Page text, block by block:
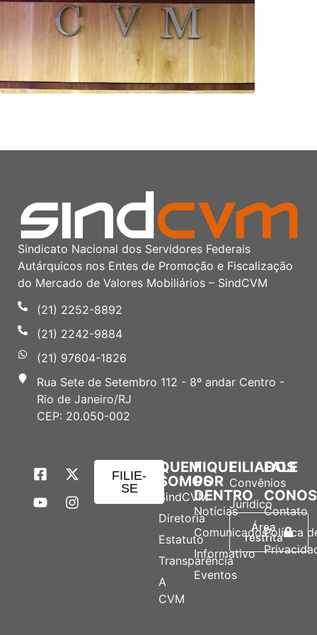
Sindicato Nacional dos Servidores Federais
Autárquicos nos Entes de Promoção e Fiscalização
do Mercado de Valores Mobiliários – SindCVM
(21) 2252-8892
(21) 2242-9884
(21) 97604-1826
Rua Sete de Setembro 112 - 8º andar Centro -
Rio de Janeiro/RJ
CEP: 20.050-002
FILIE-
SE
QUEM
SOMOS
SindCVM
Diretoria
Estatuto
Transparência
A
CVM
FIQUE
POR
DENTRO
Notícias
Comunicados
Informativo
Eventos
FILIADOS
Convênios
Jurídico
Área
restrita
FALE
Contato
Política